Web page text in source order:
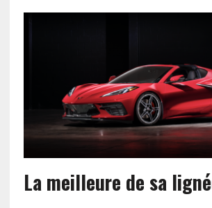
La meilleure de sa